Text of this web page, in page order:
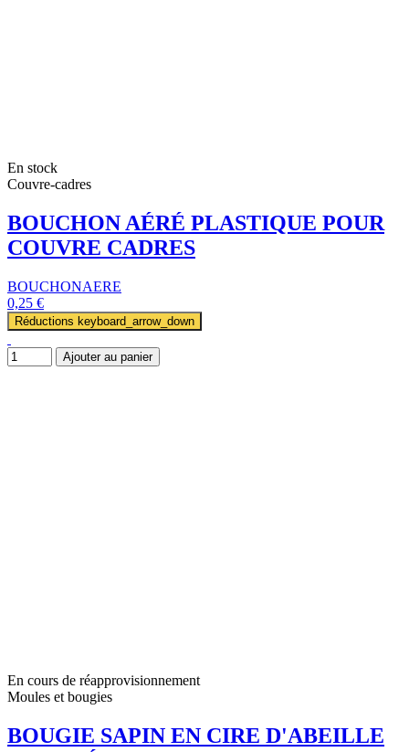
En stock
Couvre-cadres
BOUCHON AÉRÉ PLASTIQUE POUR
COUVRE CADRES
BOUCHONAERE
0,25 €
Réductions keyboard_arrow_down
Ajouter au panier
En cours de réapprovisionnement
Moules et bougies
BOUGIE SAPIN EN CIRE D'ABEILLE